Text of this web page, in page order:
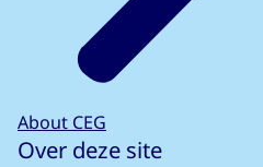
About CEG
Over deze site